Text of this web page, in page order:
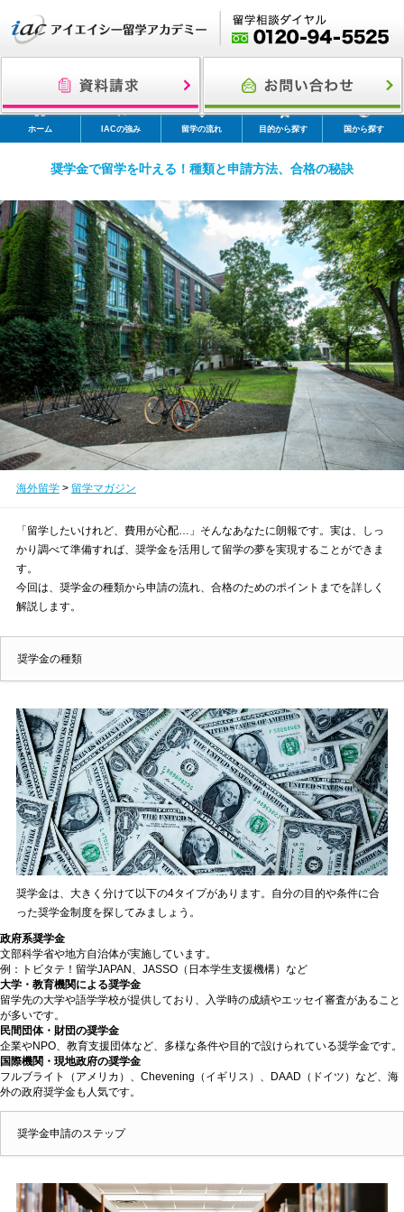
ホーム IACの強み 留学の流れ 目的から探す 国から探す
奨学金で留学を叶える！種類と申請方法、合格の秘訣
海外留学> 留学マガジン
「留学したいけれど、費用が心配…」そんなあなたに朗報です。実は、しっ
かり調べて準備すれば、奨学金を活用して留学の夢を実現することができま
す。
今回は、奨学金の種類から申請の流れ、合格のためのポイントまでを詳しく
解説します。
奨学金の種類
奨学金は、大きく分けて以下の4タイプがあります。自分の目的や条件に合
った奨学金制度を探してみましょう。
政府系奨学金
文部科学省や地方自治体が実施しています。
例：トビタテ！留学JAPAN、JASSO（日本学生支援機構）など
大学・教育機関による奨学金
留学先の大学や語学学校が提供しており、入学時の成績やエッセイ審査があること
が多いです。
民間団体・財団の奨学金
企業やNPO、教育支援団体など、多様な条件や目的で設けられている奨学金です。
国際機関・現地政府の奨学金
フルブライト（アメリカ）、Chevening（イギリス）、DAAD（ドイツ）など、海
外の政府奨学金も人気です。
奨学金申請のステップ